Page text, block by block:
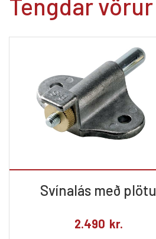
Tengdar vörur
Svínalás með plötu
2.490 kr.